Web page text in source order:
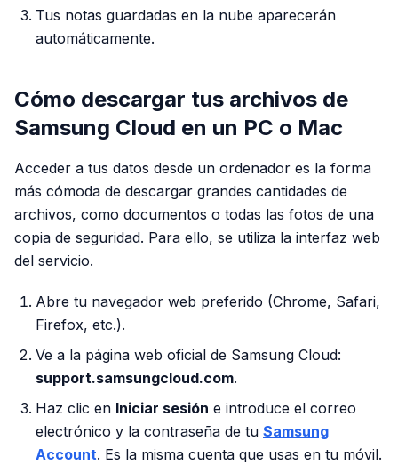
Tus notas guardadas en la nube aparecerán
automáticamente.
Cómo descargar tus archivos de
Samsung Cloud en un PC o Mac
Acceder a tus datos desde un ordenador es la forma
más cómoda de descargar grandes cantidades de
archivos, como documentos o todas las fotos de una
copia de seguridad. Para ello, se utiliza la interfaz web
del servicio.
Abre tu navegador web preferido (Chrome, Safari,
Firefox, etc.).
Ve a la página web oficial de Samsung Cloud:
support.samsungcloud.com.
Haz clic en Iniciar sesión e introduce el correo
electrónico y la contraseña de tu Samsung
Account. Es la misma cuenta que usas en tu móvil.